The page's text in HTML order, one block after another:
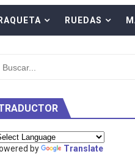
Project
RAQUETA RUEDAS
by Translate